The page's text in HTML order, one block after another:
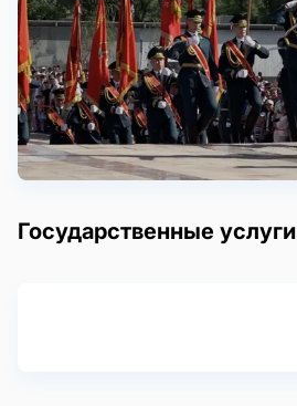
Государственные услуги